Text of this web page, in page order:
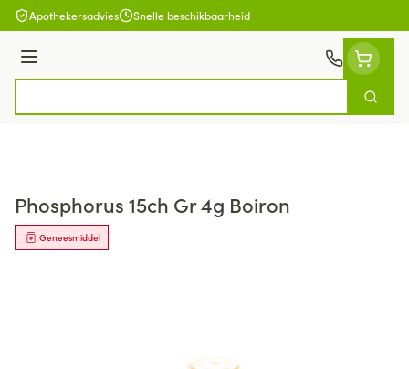
Ga naar de inhoud
Apothekersadvies Snelle beschikbaarheid
Menu
Zoek
Phosphorus 15ch Gr 4g Boiron
Geneesmiddel